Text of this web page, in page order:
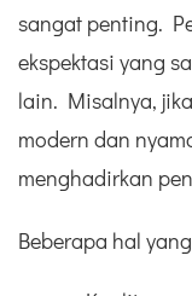
sangat penting.
ekspektasi yang
lain. Misalnya,
modern dan
menghadirkan
Beberapa hal